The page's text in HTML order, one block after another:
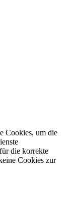
Cookies, um die
die korrekte
Cookies zur